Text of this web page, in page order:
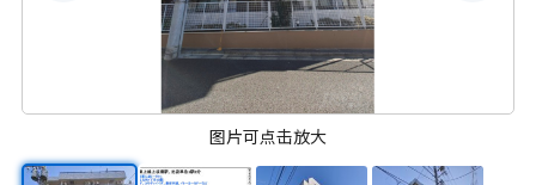
图片可点击放大